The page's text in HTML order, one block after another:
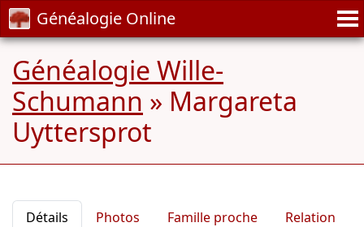
Généalogie Online
Généalogie Wille-
Schumann » Margareta
Uyttersprot
Détails Photos Famille proche
Relation